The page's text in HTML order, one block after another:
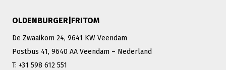
OLDENBURGER|FRITOM
De Zwaaikom 24, 9641 KW Veendam
Postbus 41, 9640 AA Veendam – Nederland
T: +31 598 612 551